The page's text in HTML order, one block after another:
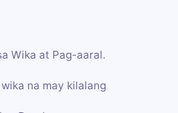
Wika at Pag-aaral.
na may kilalang